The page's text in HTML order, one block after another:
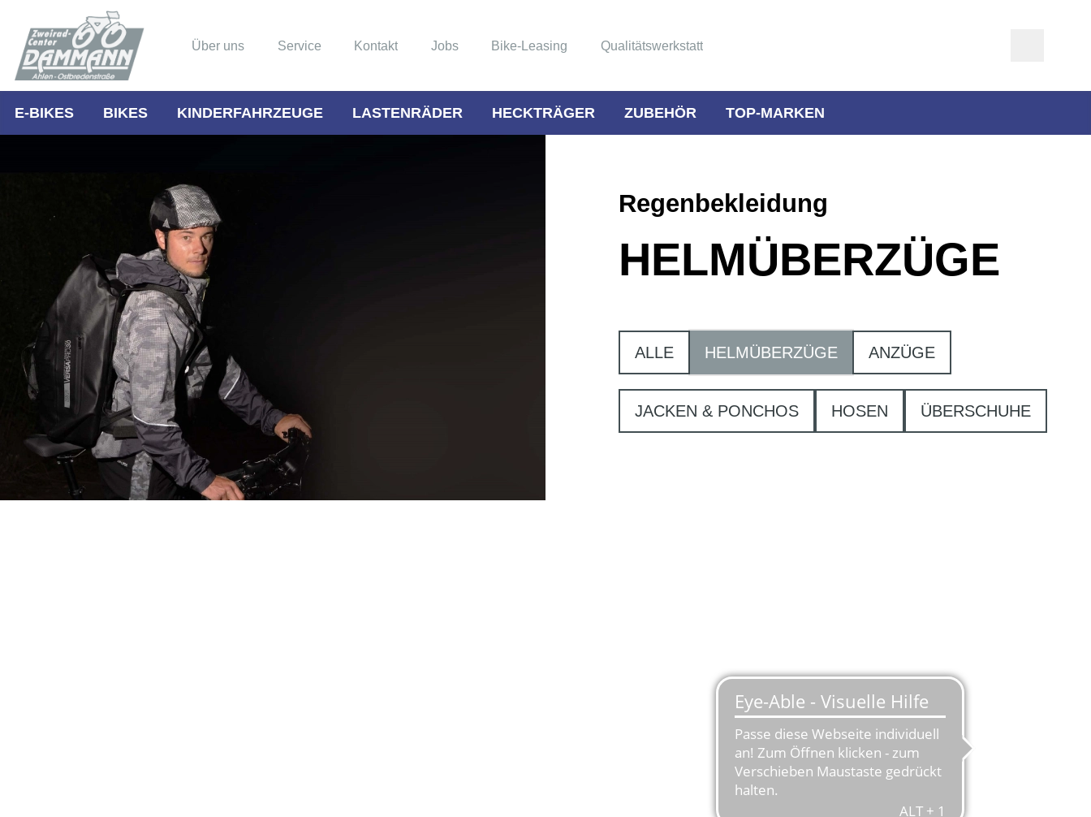
Über uns Service Kontakt Jobs Bike-Leasing Qualitätswerkstatt
E-BIKES BIKES KINDERFAHRZEUGE LASTENRÄDER HECKTRÄGER ZUBEHÖR TOP-MARKEN
Regenbekleidung
HELMÜBERZÜGE
ALLE HELMÜBERZÜGE ANZÜGE
JACKEN & PONCHOS HOSEN ÜBERSCHUHE